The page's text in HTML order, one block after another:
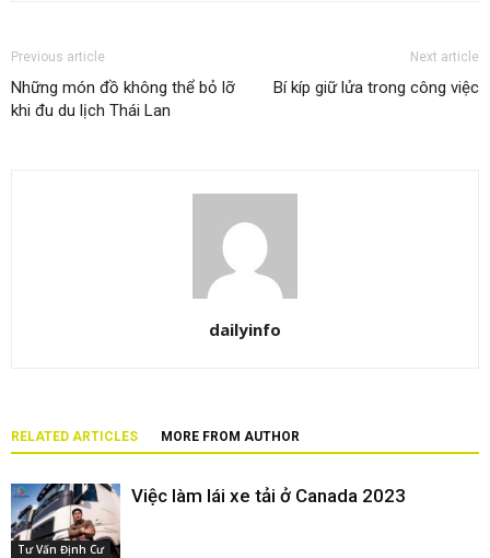
Previous article
Những món đồ không thể bỏ lỡ
khi đu du lịch Thái Lan
Next article
Bí kíp giữ lửa trong công việc
dailyinfo
RELATED ARTICLES MORE FROM AUTHOR
Tư Vấn Định Cư
Việc làm lái xe tải ở Canada 2023